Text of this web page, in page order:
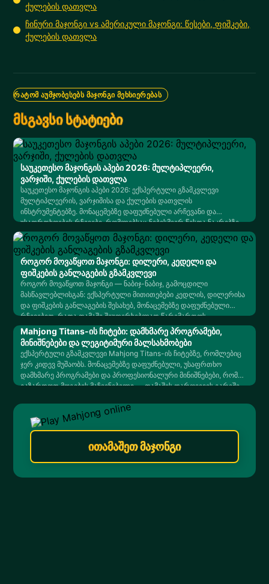
ქულების დათვლა
ჩინური მაჯონგი vs ამერიკული მაჯონგი: წესები, ფიშკები,
ქულების დათვლა
ᲠᲐᲢᲝᲛ ᲐᲣᲛᲯᲝᲑᲔᲡᲔᲑᲡ ᲛᲐᲯᲝᲜᲒᲘ ᲛᲔᲮᲡᲘᲔᲠᲔᲑᲐᲡ
მსგავსი სტატიები
საუკეთესო მაჯონგის აპები 2026: მულტიპლეერი,
ვარჯიში, ქულების დათვლა
საუკეთესო მაჯონგის აპები 2026: ექსპერტული გზამკვლევი
მულტიპლეერის, ვარჯიშისა და ქულების დათვლის
ინსტრუმენტებზე. მონაცემებზე დაფუძნებული არჩევანი და
უსაფრთხოების რჩევები, რომლებსაც ნებისმიერ წესთა ნაკრებზე
ენდობით.
როგორ მოვაწყოთ მაჯონგი: დილერი, კედელი და
ფიშკების განლაგების გზამკვლევი
როგორ მოვაწყოთ მაჯონგი — ნაბიჯ-ნაბიჯ, გამოცდილი
მასწავლებლისგან: ექსპერტული მითითებები კედლის, დილერისა
და ფიშკების განლაგების შესახებ, მონაცემებზე დაფუძნებული
რჩევებით, რათა თამაში შეუფერხებლად წარიმართოს.
Mahjong Titans-ის ჩიტები: დამხმარე პროგრამები,
მინიშნებები და ლეგიტიმური მალსახმობები
ექსპერტული გზამკვლევი Mahjong Titans-ის ჩიტებზე, რომლებიც
ჯერ კიდევ მუშაობს. მონაცემებზე დაფუძნებული, უსაფრთხო
დამხმარე პროგრამები და პროფესიონალური მინიშნებები, რომ
გაზარდოთ მოგების მაჩვენებელი — თამაშის დარღვევის გარეშე.
ითამაშეთ მაჯონგი